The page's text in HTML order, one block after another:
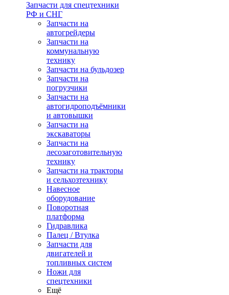
Запчасти для спецтехники
РФ и СНГ
Запчасти на
автогрейдеры
Запчасти на
коммунальную
технику
Запчасти на бульдозер
Запчасти на
погрузчики
Запчасти на
автогидроподъёмники
и автовышки
Запчасти на
экскаваторы
Запчасти на
лесозаготовительную
технику
Запчасти на тракторы
и сельхозтехнику
Навесное
оборудование
Поворотная
платформа
Гидравлика
Палец / Втулка
Запчасти для
двигателей и
топливных систем
Ножи для
спецтехники
Ещё